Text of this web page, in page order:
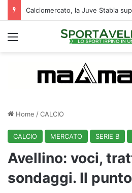
Menu
Home /CALCIO
CALCIO MERCATO SERIE B
Avellino: voci,
sondaggi. Il